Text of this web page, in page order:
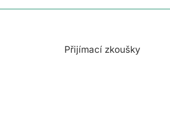
Přijímací zkoušky